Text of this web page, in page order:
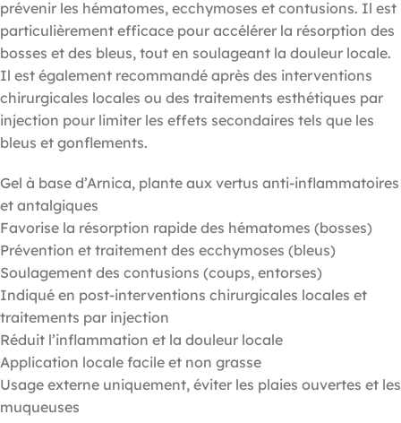
prévenir les hématomes, ecchymoses et contusions. Il est
particulièrement efficace pour accélérer la résorption des
bosses et des bleus, tout en soulageant la douleur locale.
Il est également recommandé après des interventions
chirurgicales locales ou des traitements esthétiques par
injection pour limiter les effets secondaires tels que les
bleus et gonflements.
Gel à base d’Arnica, plante aux vertus anti-inflammatoires
et antalgiques
Favorise la résorption rapide des hématomes (bosses)
Prévention et traitement des ecchymoses (bleus)
Soulagement des contusions (coups, entorses)
Indiqué en post-interventions chirurgicales locales et
traitements par injection
Réduit l’inflammation et la douleur locale
Application locale facile et non grasse
Usage externe uniquement, éviter les plaies ouvertes et les
muqueuses